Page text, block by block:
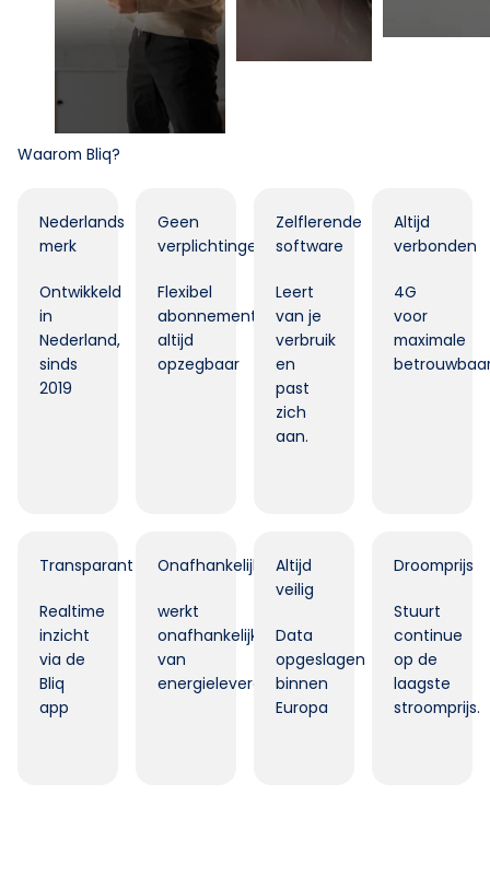
Waarom Bliq?
Nederlands
merk
Ontwikkeld
in
Nederland,
sinds
2019
Geen
verplichtingen
Flexibel
abonnement,
altijd
opzegbaar
Zelflerende
software
Leert
van je
verbruik
en
past
zich
aan.
Altijd
verbonden
4G
voor
maximale
Transparant
Realtime
inzicht
via de
Bliq
app
Onafhankelijk
werkt
onafhankelijk
van
energieleverancier.
Altijd
veilig
Data
opgeslagen
binnen
Europa
Droomprijs
Stuurt
continue
op de
laagste
stroomprijs.